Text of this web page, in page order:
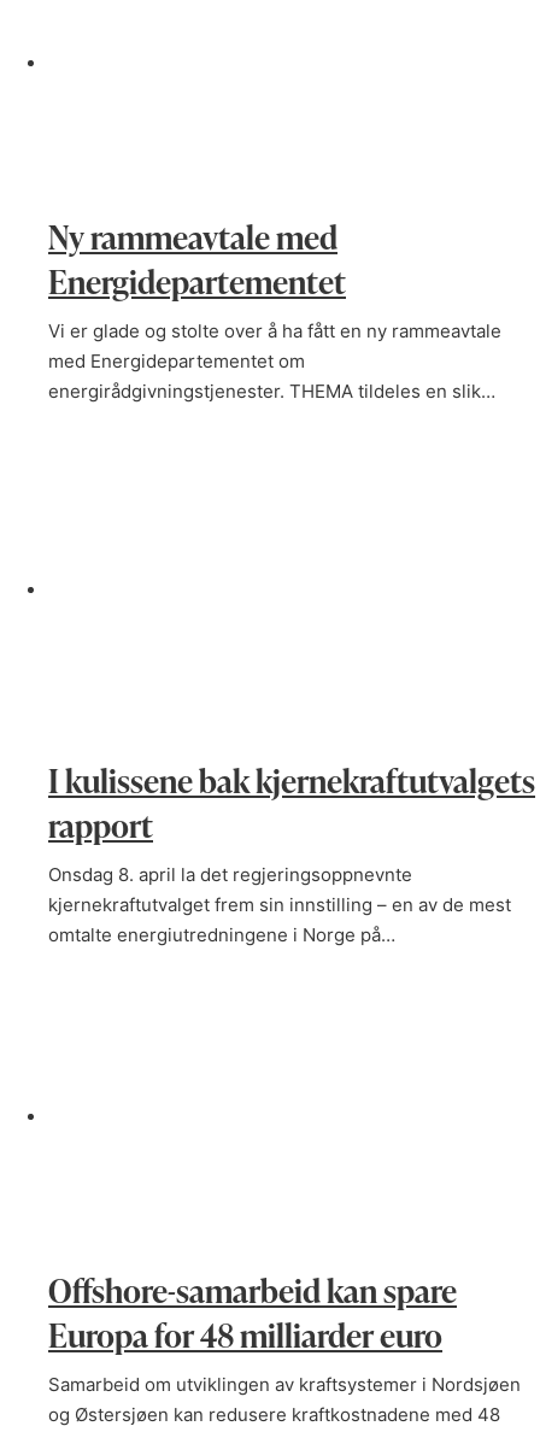
Ny rammeavtale med
Energidepartementet
Vi er glade og stolte over å ha fått en ny rammeavtale
med Energidepartementet om
energirådgivningstjenester. THEMA tildeles en slik…
I kulissene bak kjernekraftutvalgets
rapport
Onsdag 8. april la det regjeringsoppnevnte
kjernekraftutvalget frem sin innstilling – en av de mest
omtalte energiutredningene i Norge på…
Offshore-samarbeid kan spare
Europa for 48 milliarder euro
Samarbeid om utviklingen av kraftsystemer i Nordsjøen
og Østersjøen kan redusere kraftkostnadene med 48